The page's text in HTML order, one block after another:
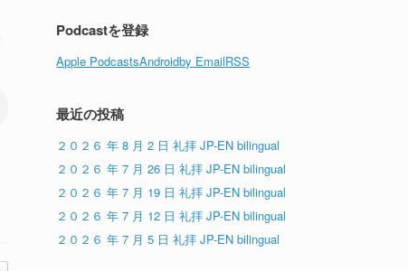
Podcastを登録
Apple PodcastsAndroidby EmailRSS
最近の投稿
２０２６ 年 8 月 2 日 礼拝 JP-EN bilingual
２０２６ 年 7 月 26 日 礼拝 JP-EN bilingual
２０２６ 年 7 月 19 日 礼拝 JP-EN bilingual
２０２６ 年 7 月 12 日 礼拝 JP-EN bilingual
２０２６ 年 7 月 5 日 礼拝 JP-EN bilingual